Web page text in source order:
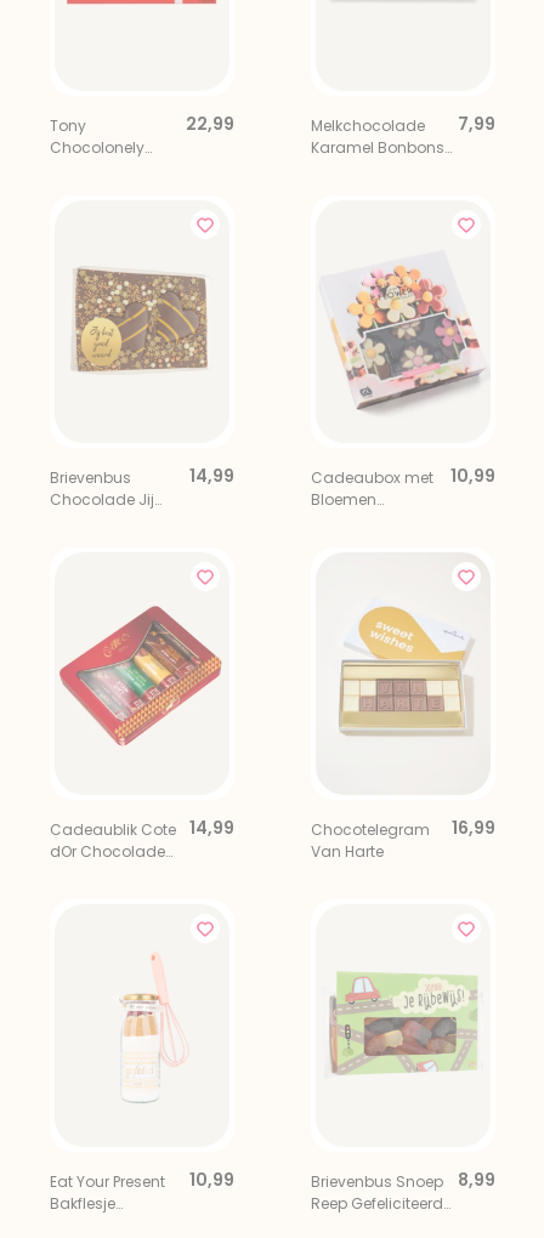
Tony
Chocolonely
22,99
Melkchocolade
Karamel Bonbons
7,99
Brievenbus
Chocolade Jij
14,99
Cadeaubox met
Bloemen
10,99
Cadeaublik Cote
dOr Chocolade
14,99
Chocotelegram
Van Harte
16,99
Eat Your Present
Bakflesje
10,99
Brievenbus Snoep
Reep Gefeliciteerd
8,99